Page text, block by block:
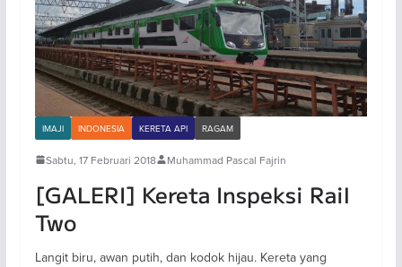
IMAJI INDONESIA KERETA API RAGAM
Sabtu, 17 Februari 2018 Muhammad Pascal Fajrin
[GALERI] Kereta Inspeksi Rail
Two
Langit biru, awan putih, dan kodok hijau. Kereta yang